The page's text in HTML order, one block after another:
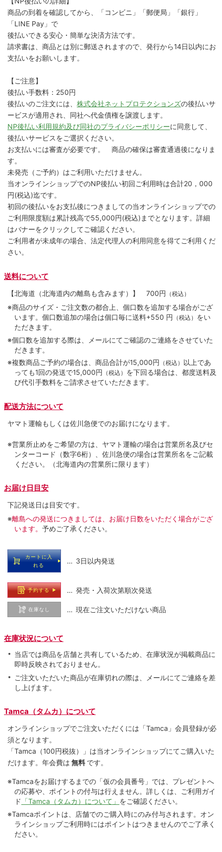
商品の到着を確認してから、「コンビニ」「郵便局」「銀行」
「LINE Pay」で
後払いできる安心・簡単な決済方法です。
請求書は、商品とは別に郵送されますので、発行から14日以内にお
支払いをお願いします。
【ご注意】
後払い手数料：250円
後払いのご注文には、 株式会社ネットプロテクションズの後払いサ
ービスが適用され、同社へ代金債権を譲渡します。
NP後払い利用規約及び同社のプライバシーポリシーに同意して、
後払いサービスをご選択ください。
お支払いには審査が必要です。 商品の確保は審査通過後になりま
す。
未発売（ご予約）はご利用いただけません。
当オンラインショップでのNP後払い初回ご利用時は合計20，000
円(税込)迄です。
初回の後払いをお支払後につきましての当オンラインショップでの
ご利用限度額は累計残高で55,000円(税込)までとなります。詳細
はバナーをクリックしてご確認ください。
ご利用者が未成年の場合、法定代理人の利用同意を得てご利用くだ
さい。
送料について
【北海道（北海道内の離島も含みます）】 700円 （税込）
※商品のサイズ・ご注文数の都合上、個口数を追加する場合がござ
います。個口数追加の場合は個口毎に送料+550 円 （税込） をい
ただきます。
※個口数を追加する際は、メールにてご確認のご連絡をさせていた
だきます。
※複数商品ご予約の場合は、商品合計が15,000円 （税込） 以上であ
っても1回の発送で15,000円 （税込） を下回る場合は、都度送料及
び代引手数料をご請求させていただきます。
配送方法について
ヤマト運輸もしくは佐川急便でのお届けになります。
※営業所止めをご希望の方は、ヤマト運輸の場合は営業所名及びセ
ンターコード（数字6桁）、佐川急便の場合は営業所名をご記載
ください。（北海道内の営業所に限ります）
お届け日目安
下記発送日は目安です。
※離島への発送につきましては、お届け日数をいただく場合がござ
います。 予めご了承ください。
カートに入
れる
… 3日以内発送
予約する … 発売・入荷次第順次発送
在庫なし … 現在ご注文いただけない商品
在庫状況について
当店では商品を店舗と共有しているため、在庫状況が掲載商品に
即時反映されておりません。
ご注文いただいた商品が在庫切れの際は、メールにてご連絡を差
し上げます。
Tamca（タムカ）について
オンラインショップでご注⽂いただくには「Tamca」会員登録が必
須となります。
「Tamca （100円税抜）
」は当オンラインショップにてご購⼊いた
だけます。 年会費は 無料 です。
※Tamcaをお届けするまでの「仮の会員番号」では、プレゼントへ
の応募や、ポイントの付与は⾏えません。詳しくは、ご利⽤ガイ
ド 「Tamca（タムカ）について」 をご確認ください。
※Tamcaポイントは、店舗でのご購⼊時にのみ付与されます。オン
ラインショップご利用時にはポイントはつきませんのでご了承く
ださい。